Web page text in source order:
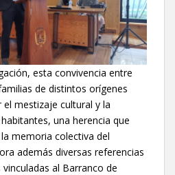
esta convivencia entre
de distintos orígenes
mestizaje cultural y la
una herencia que
memoria colectiva del
además diversas referencias
al Barranco de